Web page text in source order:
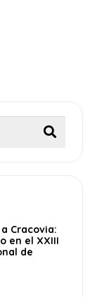
Cracovia:
en el XXIII
de